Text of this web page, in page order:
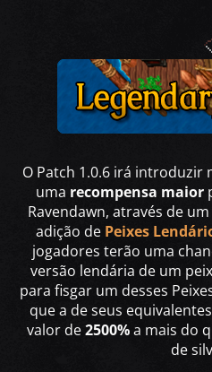
O Patch 1.0.6 irá introduzir
uma recompensa maior
Ravendawn, através de
adição de Peixes
jogadores terão uma
versão lendária de um
para fisgar um desses
que a de seus
valor de2500%a mais do
de